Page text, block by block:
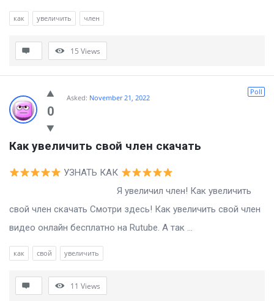
как увеличить член
15 Views
0
Poll
Asked: November 21, 2022
Как увеличить свой член скачать
УЗНАТЬ КАК
Я увеличил член! Как увеличить
свой член скачать Смотри здесь! Как увеличить свой член
видео онлайн бесплатно на Rutube. А так ...
как свой увеличить
11 Views